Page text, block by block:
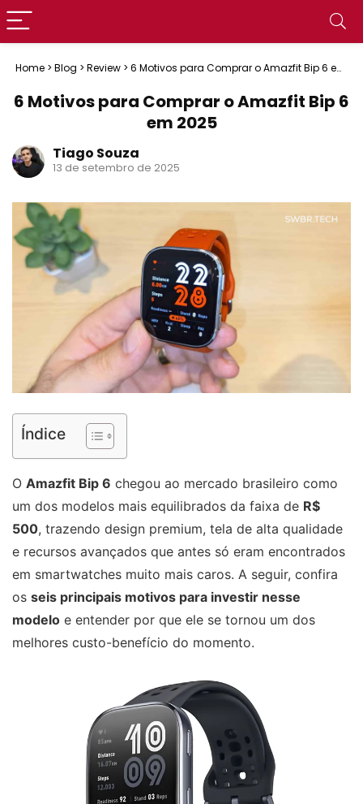
Home > Blog > Review > 6 Motivos para Comprar o Amazfit Bip 6 em
6 Motivos para Comprar o Amazfit Bip 6
em 2025
Tiago Souza
13 de setembro de 2025
Índice
O Amazfit Bip 6 chegou ao mercado brasileiro como
um dos modelos mais equilibrados da faixa de R$
500, trazendo design premium, tela de alta qualidade
e recursos avançados que antes só eram encontrados
em smartwatches muito mais caros. A seguir, confira
os seis principais motivos para investir nesse
modelo e entender por que ele se tornou um dos
melhores custo-benefício do momento.